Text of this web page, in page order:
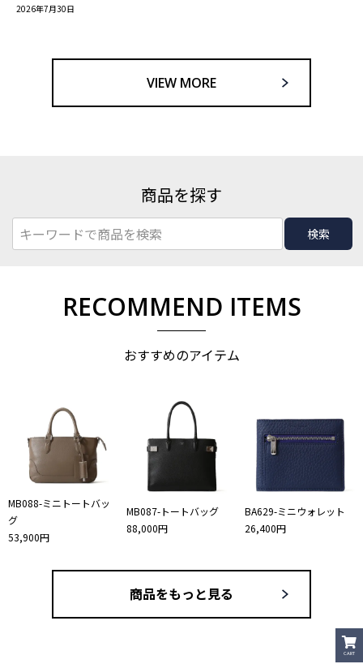
CART
2026年7月30日
VIEW MORE
商品を探す
検索
RECOMMEND ITEMS
おすすめのアイテム
MB088-ミニトートバッ
グ
53,900円
MB087-トートバッグ
88,000円
BA629-ミニウォレット
26,400円
商品をもっと見る